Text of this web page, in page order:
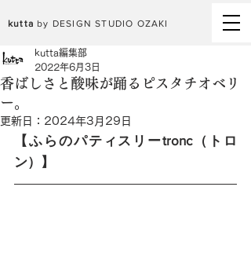
kutta by DESIGN STUDIO OZAKI
香ばしさと酸味が踊るピスタチオベリ
ー。
kutta編集部
2022年6月3日
更新日： 2024年3月29日
【ふらのパティスリーtronc（トロ
ン）】